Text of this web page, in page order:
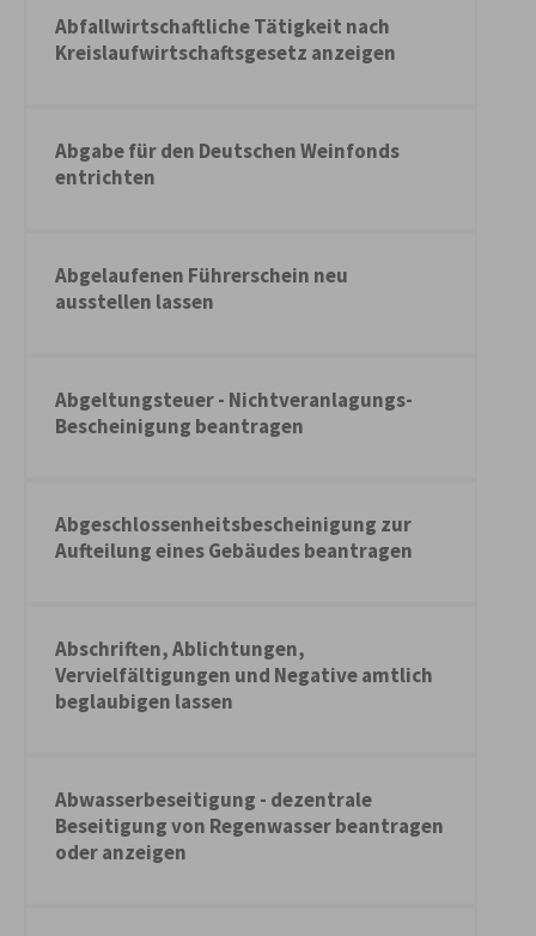
Abfallwirtschaftliche Tätigkeit nach
Kreislaufwirtschaftsgesetz anzeigen
Abgabe für den Deutschen Weinfonds
entrichten
Abgelaufenen Führerschein neu
ausstellen lassen
Abgeltungsteuer - Nichtveranlagungs-
Bescheinigung beantragen
Abgeschlossenheitsbescheinigung zur
Aufteilung eines Gebäudes beantragen
Abschriften, Ablichtungen,
Vervielfältigungen und Negative amtlich
beglaubigen lassen
Abwasserbeseitigung - dezentrale
Beseitigung von Regenwasser beantragen
oder anzeigen